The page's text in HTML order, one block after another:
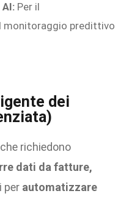
Per il
monitoraggio predittivo
dei
richiedono
dati da fatture,
per automatizzare